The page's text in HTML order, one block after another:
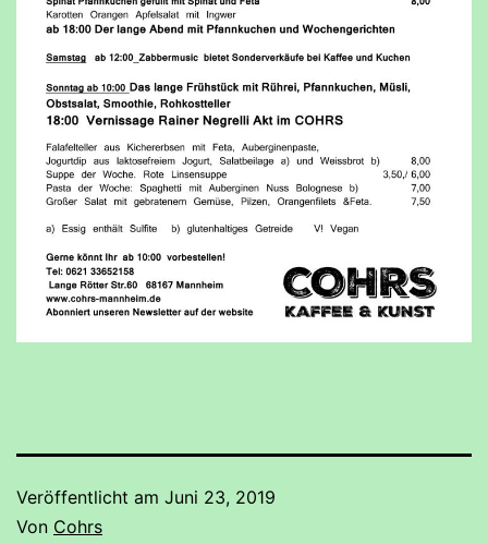
Veröffentlicht am Juni 23, 2019
Von Cohrs